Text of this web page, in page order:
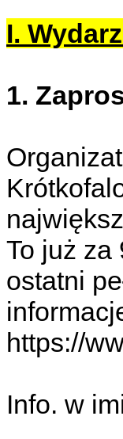
I.
1.
To już za
ostatni
https://
Info. w